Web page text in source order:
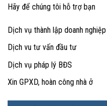
Hãy để chúng tôi hỗ trợ bạn
Dịch vụ thành lập doanh nghiệp
Dịch vu tư vấn đầu tư
Dịch vụ pháp lý BĐS
Xin GPXD, hoàn công nhà ở